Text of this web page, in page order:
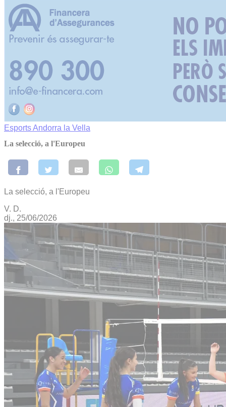
EsportsAndorra la Vella
La selecció, a l'Europeu
La selecció, a l'Europeu
V. D.
dj., 25/06/2026